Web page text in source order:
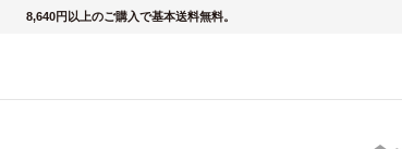
8,640円以上のご購入で基本送料無料。